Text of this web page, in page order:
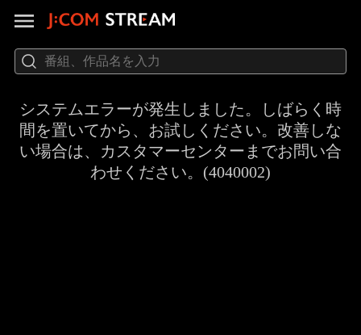
システムエラーが発生しました。しばらく時
間を置いてから、お試しください。改善しな
い場合は、カスタマーセンターまでお問い合
わせください。(4040002)